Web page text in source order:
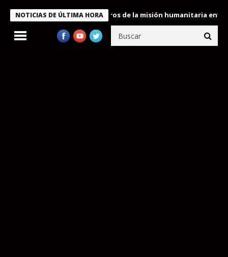
NOTICIAS DE ÚLTIMA HORA
condecora a miembros de la misión humanitaria enviada a